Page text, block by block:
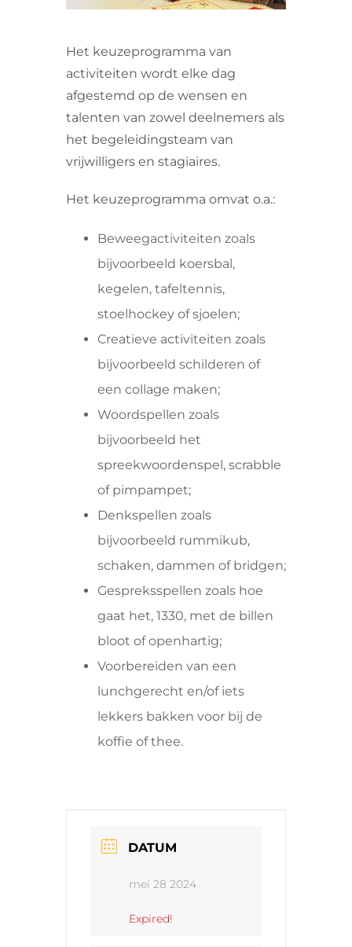
Het keuzeprogramma van
activiteiten wordt elke dag
afgestemd op de wensen en
talenten van zowel deelnemers als
het begeleidingsteam van
vrijwilligers en stagiaires.
Het keuzeprogramma omvat o.a.:
Beweegactiviteiten zoals
bijvoorbeeld koersbal,
kegelen, tafeltennis,
stoelhockey of sjoelen;
Creatieve activiteiten zoals
bijvoorbeeld schilderen of
een collage maken;
Woordspellen zoals
bijvoorbeeld het
spreekwoordenspel, scrabble
of pimpampet;
Denkspellen zoals
bijvoorbeeld rummikub,
schaken, dammen of bridgen;
Gespreksspellen zoals hoe
gaat het, 1330, met de billen
bloot of openhartig;
Voorbereiden van een
lunchgerecht en/of iets
lekkers bakken voor bij de
koffie of thee.
DATUM
mei 28 2024
Expired!